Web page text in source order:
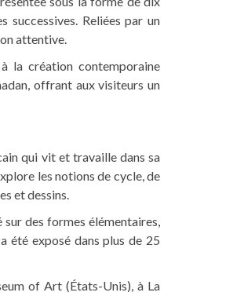
successives. Reliées par un
attentive.
la création contemporaine
offrant aux visiteurs un
qui vit et travaille dans sa
les notions de cycle, de
et dessins.
des formes élémentaires,
été exposé dans plus de 25
of Art (États-Unis), à La